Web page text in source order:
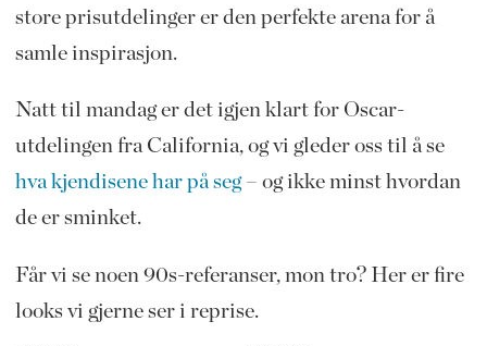
store prisutdelinger er den perfekte arena for å
samle inspirasjon.
Natt til mandag er det igjen klart for Oscar-
utdelingen fra California, og vi gleder oss til å se
hva kjendisene har på seg– og ikke minst hvordan
de er sminket.
Får vi se noen 90s-referanser, mon tro? Her er fire
looks vi gjerne ser i reprise.